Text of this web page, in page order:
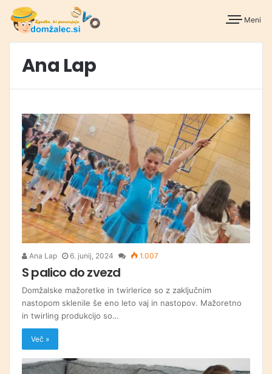
Meni
Ana Lap
Ana Lap 6. junij, 2024 1.007
S palico do zvezd
Domžalske mažoretke in twirlerice so z zaključnim
nastopom sklenile še eno leto vaj in nastopov. Mažoretno
in twirling produkcijo so…
Več »